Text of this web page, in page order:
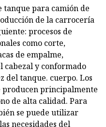
para camión de
de la carrocería
procesos de
como corte,
de empalme,
cabezal y conformado
del tanque. cuerpo. Los
producen principalmente
de alta calidad. Para
se puede utilizar
necesidades del